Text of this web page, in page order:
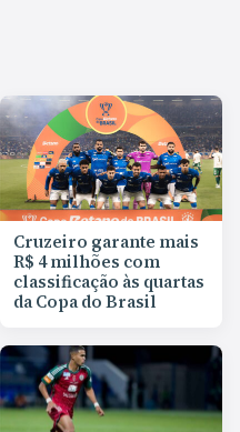
Cruzeiro garante mais
R$ 4 milhões com
classificação às quartas
da Copa do Brasil